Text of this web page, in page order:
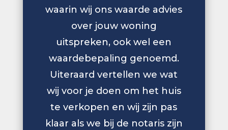
waarin wij ons waarde advies
over jouw woning
uitspreken, ook wel een
waardebepaling genoemd.
Uiteraard vertellen we wat
wij voor je doen om het huis
te verkopen en wij zijn pas
klaar als we bij de notaris zijn